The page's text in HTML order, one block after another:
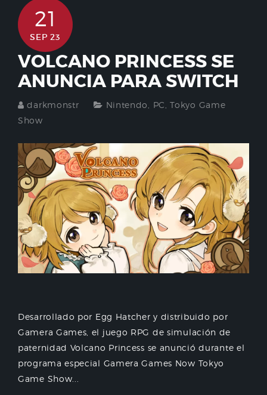
21
SEP 23
VOLCANO PRINCESS SE
ANUNCIA PARA SWITCH
darkmonstr Nintendo PC ,Tokyo Game
Show
Desarrollado por Egg Hatcher y distribuido por
Gamera Games, el juego RPG de simulación de
paternidad Volcano Princess se anunció durante el
programa especial Gamera Games Now Tokyo
Game Show...